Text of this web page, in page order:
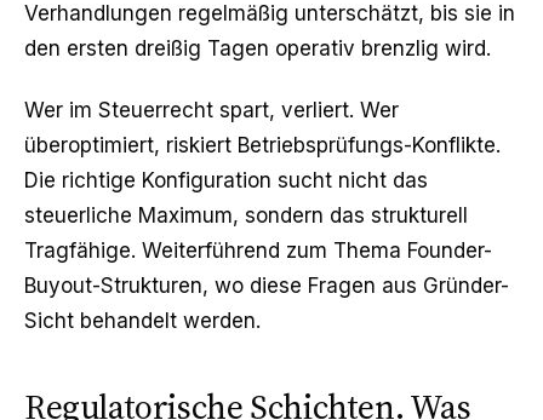
Verhandlungen regelmäßig unterschätzt, bis sie in
den ersten dreißig Tagen operativ brenzlig wird.
Wer im Steuerrecht spart, verliert. Wer
überoptimiert, riskiert Betriebsprüfungs-Konflikte.
Die richtige Konfiguration sucht nicht das
steuerliche Maximum, sondern das strukturell
Tragfähige. Weiterführend zum Thema Founder-
Buyout-Strukturen, wo diese Fragen aus Gründer-
Sicht behandelt werden.
Regulatorische Schichten. Was